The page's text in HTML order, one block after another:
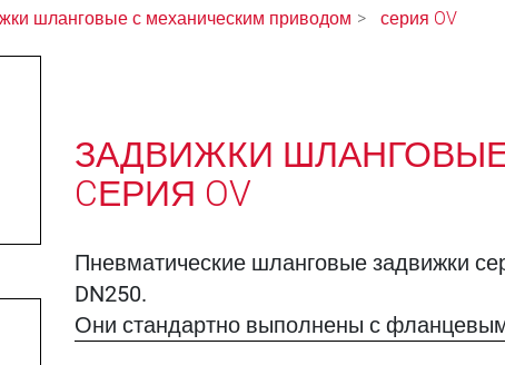
шланговые с механическим приводом серия OV
ЗАДВИЖКИ
CЕРИЯ OV
Пневматические шланговые задвижки
DN250.
Они стандартно выполнены с